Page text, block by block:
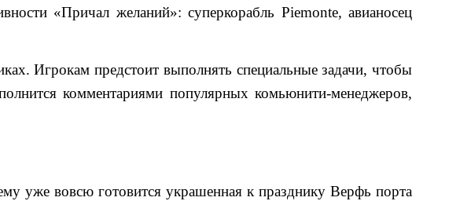
«Причал желаний»: суперкорабль Piemonte, авианосец
Игрокам предстоит выполнять специальные задачи, чтобы
комментариями популярных комьюнити-менеджеров,
уже вовсю готовится украшенная к празднику Верфь порта